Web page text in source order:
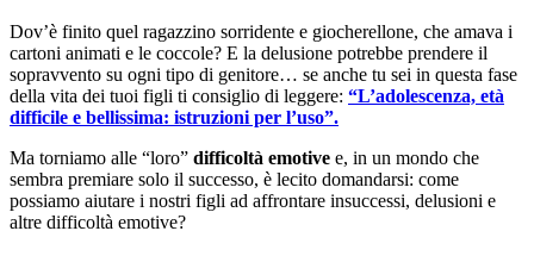
Dov’è finito quel ragazzino sorridente e giocherellone, che amava i
cartoni animati e le coccole? E la delusione potrebbe prendere il
sopravvento su ogni tipo di genitore… se anche tu sei in questa fase
della vita dei tuoi figli ti consiglio di leggere: “L’adolescenza, età
difficile e bellissima: istruzioni per l’uso”.
Ma torniamo alle “loro” difficoltà emotive e, in un mondo che
sembra premiare solo il successo, è lecito domandarsi: come
possiamo aiutare i nostri figli ad affrontare insuccessi, delusioni e
altre difficoltà emotive?